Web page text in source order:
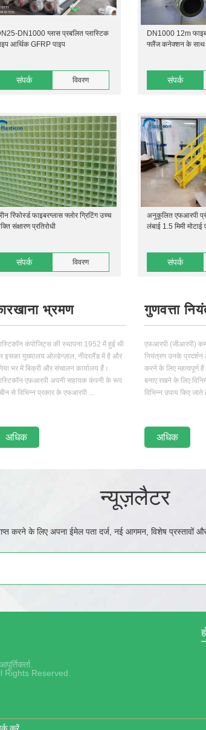
DN1000 ग्लास प्रबलित प्लास्टिक
आर्थिक GFRP पाइप
संपर्क विवरण
DN1000 12m
फ्लैंज कनेक्शन के साथ
संपर्क
रिंफोर्स्ड फाइबरग्लास फ्लोर ग्रिटिंग उच्च
संक्षारण प्रतिरोधी
संपर्क विवरण
अनुकूलित एफआरपी
लंबाई 1.5 मिमी
संपर्क
भ्रमण
कंपोजिट्स की स्थापना 1952 में हुई थी
इसका मुख्यालय ओल्डेन्ज़ाल, नीदरलैंड में है और
भर में बिक्री और संचालन कार्यालय हैं।
एफआरपी अपनी सहायक कंपनी के रूप
से विभिन्न प्रकार के एफआरपी ...
अधिक
गुणवत्ता
एफआरपी (जीआरपी)
नियंत्रण उनके प्रदर्शन
करने के लिए महत्वपूर्ण
बनाए रखने के लिए
विभिन्न उपाय किए
अधिक
न्यूज़लैटर
करने के लिए अपना ईमेल पता दर्ज, नई आगमन, विशेष
Reserved.